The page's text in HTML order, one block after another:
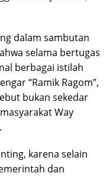
dalam sambutan
selama bertugas
berbagai istilah
“Ramik Ragom”,
bukan sekedar
Way
karena selain
dan